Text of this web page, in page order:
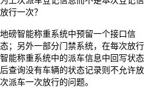
行一次？
磅智能称重系统中预留一个接口信
；另外一部分门禁系统，在每次放行
能称重系统中的派车信息中回写状态
查询没有车辆的状态记录则不允许放
派车一次放行的问题。